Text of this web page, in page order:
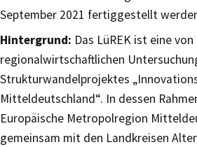
September 2021 fertiggestellt
Hintergrund: Das LüREK ist eine
regionalwirtschaftlichen
Strukturwandelprojektes
Mitteldeutschland“. In dessen
Europäische Metropolregion
gemeinsam mit den Landkreisen